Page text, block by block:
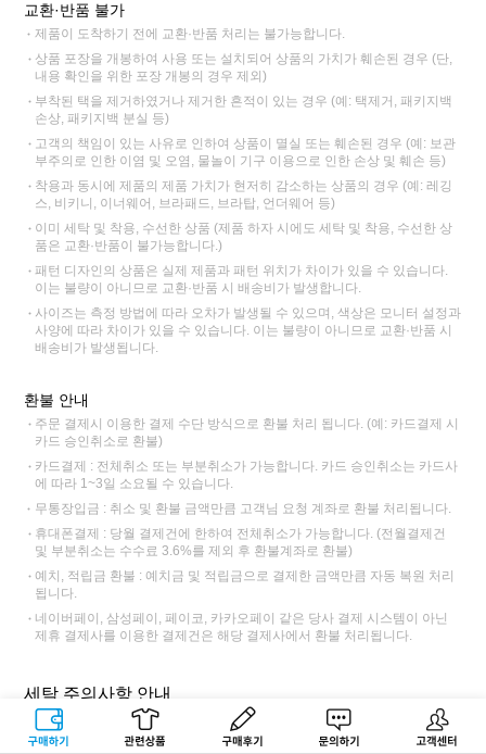
구매하기 관련상품 상품후기 문의하기 고객센터
교환·반품 불가
제품이 도착하기 전에 교환·반품 처리는 불가능합니다.
상품 포장을 개봉하여 사용 또는 설치되어 상품의 가치가 훼손된 경우 (단,
내용 확인을 위한 포장 개봉의 경우 제외)
부착된 택을 제거하였거나 제거한 흔적이 있는 경우 (예: 택제거, 패키지백
손상, 패키지백 분실 등)
고객의 책임이 있는 사유로 인하여 상품이 멸실 또는 훼손된 경우 (예: 보관
부주의로 인한 이염 및 오염, 물놀이 기구 이용으로 인한 손상 및 훼손 등)
착용과 동시에 제품의 제품 가치가 현저히 감소하는 상품의 경우 (예: 레깅
스, 비키니, 이너웨어, 브라패드, 브라탑, 언더웨어 등)
이미 세탁 및 착용, 수선한 상품 (제품 하자 시에도 세탁 및 착용, 수선한 상
품은 교환·반품이 불가능합니다.)
패턴 디자인의 상품은 실제 제품과 패턴 위치가 차이가 있을 수 있습니다.
이는 불량이 아니므로 교환·반품 시 배송비가 발생합니다.
사이즈는 측정 방법에 따라 오차가 발생될 수 있으며, 색상은 모니터 설정과
사양에 따라 차이가 있을 수 있습니다. 이는 불량이 아니므로 교환·반품 시
배송비가 발생됩니다.
환불 안내
주문 결제시 이용한 결제 수단 방식으로 환불 처리 됩니다. (예: 카드결제 시
카드 승인취소로 환불)
카드결제 : 전체취소 또는 부분취소가 가능합니다. 카드 승인취소는 카드사
에 따라 1~3일 소요될 수 있습니다.
무통장입금 : 취소 및 환불 금액만큼 고객님 요청 계좌로 환불 처리됩니다.
휴대폰결제 : 당월 결제건에 한하여 전체취소가 가능합니다. (전월결제건
및 부분취소는 수수료 3.6%를 제외 후 환불계좌로 환불)
예치, 적립금 환불 : 예치금 및 적립금으로 결제한 금액만큼 자동 복원 처리
됩니다.
네이버페이, 삼성페이, 페이코, 카카오페이 같은 당사 결제 시스템이 아닌
제휴 결제사를 이용한 결제건은 해당 결제사에서 환불 처리됩니다.
세탁 주의사항 안내
단독 손세탁